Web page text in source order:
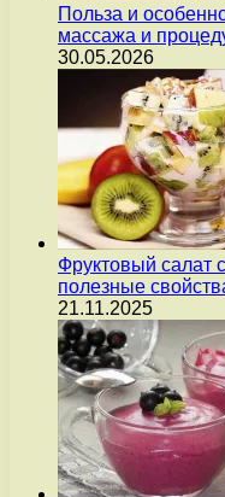
Польза и
массажа и
30.05.2026
Фруктовый салат
полезные
21.11.2025